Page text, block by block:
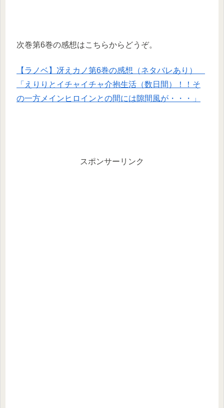
次巻第6巻の感想はこちらからどうぞ。
【ラノベ】冴えカノ第6巻の感想（ネタバレあり）
「えりりとイチャイチャ介抱生活（数日間）！！そ
の一方メインヒロインとの間には隙間風が・・・」
スポンサーリンク